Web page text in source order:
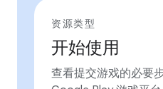
资源类型
开始使用
查看提交游戏的必要